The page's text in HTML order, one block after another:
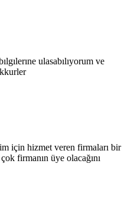
ulasabılıyorum ve
için hizmet veren firmaları bir
firmanın üye olacağını